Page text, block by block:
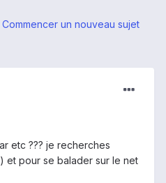
Commencer un nouveau sujet
etc ??? je recherches
et pour se balader sur le net